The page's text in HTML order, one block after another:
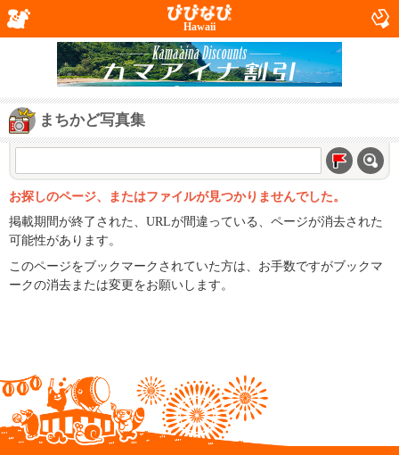
Hawaii
まちかど写真集
お探しのページ、またはファイルが見つかりませんでした。
掲載期間が終了された、URLが間違っている、ページが消去された
可能性があります。
このページをブックマークされていた方は、お手数ですがブックマ
ークの消去または変更をお願いします。